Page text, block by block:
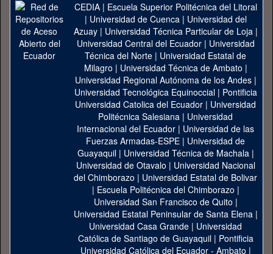
CEDIA| Escuela Superior Politécnica del Litoral
| Universidad de Cuenca| Universidad del
Azuay| Universidad Técnica Particular de Loja|
Universidad Central del Ecuador| Universidad
Técnica del Norte | Universidad Estatal de
Milagro | Universidad Técnica de Ambato |
Universidad Regional Autónoma de los Andes|
Universidad Tecnológica Equinoccial| Pontificia
Universidad Catolica del Ecuador | Universidad
Politécnica Salesiana | Universidad
Internacional del Ecuador | Universidad de las
Fuerzas Armadas-ESPE | Universidad de
Guayaquil| Universidad Técnica de Machala|
Universidad de Otavalo | Universidad Nacional
del Chimborazo | Universidad Estatal de Bolivar
| Escuela Politécnica del Chimborazo |
Universidad San Francisco de Quito |
Universidad Estatal Peninsular de Santa Elena|
Universidad Casa Grande | Universidad
Católica de Santiago de Guayaquil| Pontificia
Universidad Católica del Ecuador - Ambato |